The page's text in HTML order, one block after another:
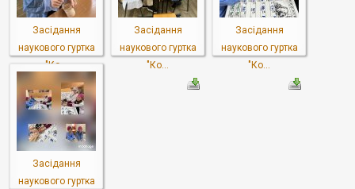
Засідання
наукового гуртка
"Ко...
Засідання
наукового гуртка
"Ко...
Засідання
наукового гуртка
"Ко...
Засідання
наукового гуртка